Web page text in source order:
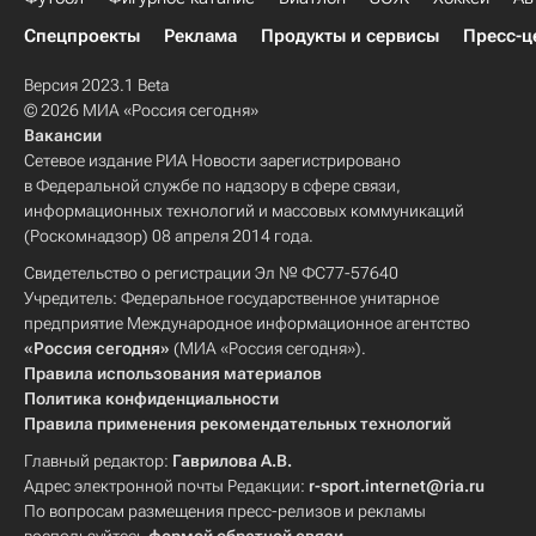
Спецпроекты
Реклама Продукты и сервисы Пресс-
Версия 2023.1 Beta
© 2026 МИА «Россия сегодня»
Вакансии
Сетевое издание РИА Новости зарегистрировано
в Федеральной службе по надзору в сфере связи,
информационных технологий и массовых коммуникаций
(Роскомнадзор) 08 апреля 2014 года.
Свидетельство о регистрации Эл № ФС77-57640
Учредитель: Федеральное государственное унитарное
предприятие Международное информационное агентство
«Россия сегодня» (МИА «Россия сегодня»).
Правила использования материалов
Политика конфиденциальности
Правила применения рекомендательных технологий
Главный редактор: Гаврилова А.В.
Адрес электронной почты Редакции: r-sport.internet@ria.ru
По вопросам размещения пресс-релизов и рекламы